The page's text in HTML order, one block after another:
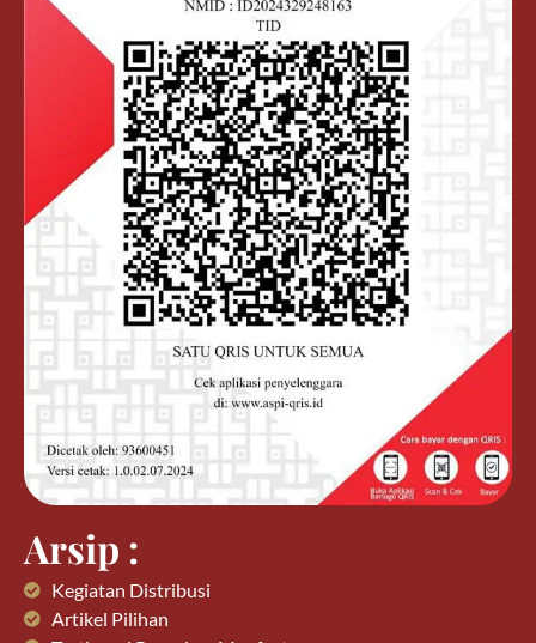
Arsip :
Kegiatan Distribusi
Artikel Pilihan